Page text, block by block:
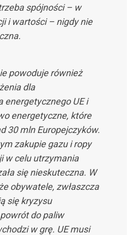
spójności – w
i wartości – nigdy nie
powoduje również
dla
energetycznego UE i
energetyczne, które
30 mln Europejczyków.
zakupie gazu i ropy
w celu utrzymania
się nieskuteczna. W
obywatele, zwłaszcza
się kryzysu
do paliw
w grę. UE musi